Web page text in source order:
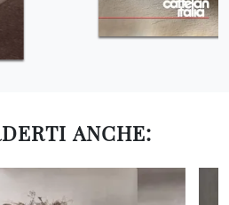
ANCHE: